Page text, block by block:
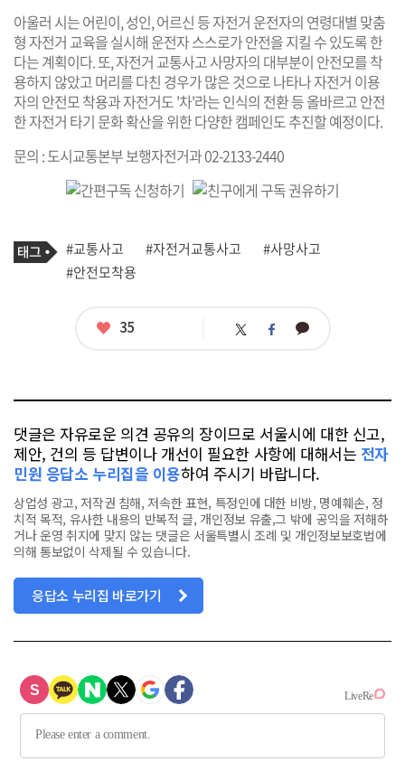
아울러 시는 어린이, 성인, 어르신 등 자전거 운전자의 연령대별 맞춤
형 자전거 교육을 실시해 운전자 스스로가 안전을 지킬 수 있도록 한
다는 계획이다. 또, 자전거 교통사고 사망자의 대부분이 안전모를 착
용하지 않았고 머리를 다친 경우가 많은 것으로 나타나 자전거 이용
자의 안전모 착용과 자전거도 '차'라는 인식의 전환 등 올바르고 안전
한 자전거 타기 문화 확산을 위한 다양한 캠페인도 추진할 예정이다.
문의 : 도시교통본부 보행자전거과 02-2133-2440
기
사
관
련
태
그
#교통사고 #자전거교통사고
#사망사고
#안전모착용
좋
35 트 페 카
댓글은 자유로운 의견 공유의 장이므로 서울시에 대한 신고,
제안, 건의 등 답변이나 개선이 필요한 사항에 대해서는 전자
민원 응답소 누리집을 이용하여 주시기 바랍니다.
상업성 광고, 저작권 침해, 저속한 표현, 특정인에 대한 비방, 명예훼손, 정
치적 목적, 유사한 내용의 반복적 글, 개인정보 유출,그 밖에 공익을 저해하
거나 운영 취지에 맞지 않는 댓글은 서울특별시 조례 및 개인정보보호법에
의해 통보없이 삭제될 수 있습니다.
응답소 누리집 바로가기